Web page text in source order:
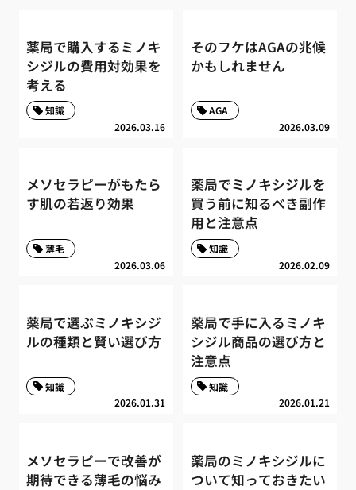
薬局で購入するミノキ
シジルの費用対効果を
考える
2026.03.16
知識
そのフケはAGAの兆候
かもしれません
2026.03.09
AGA
メソセラピーがもたら
す肌の若返り効果
2026.03.06
薄毛
薬局でミノキシジルを
買う前に知るべき副作
用と注意点
2026.02.09
知識
薬局で選ぶミノキシジ
ルの種類と賢い選び方
2026.01.31
知識
薬局で手に入るミノキ
シジル商品の選び方と
注意点
2026.01.21
知識
メソセラピーで改善が
期待できる薄毛の悩み
薬局のミノキシジルに
ついて知っておきたい